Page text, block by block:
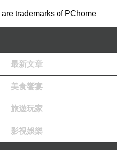
trademarks of PChome
最新文章
美食饗宴
旅遊玩家
影視娛樂